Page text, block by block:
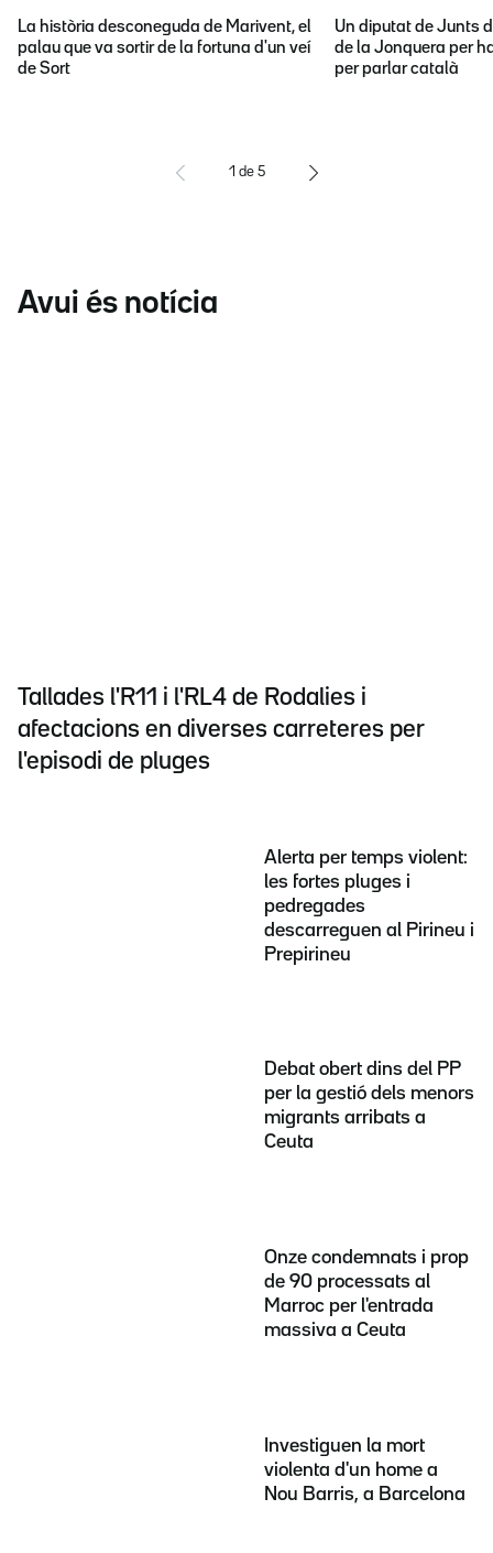
La història desconeguda de Marivent, el
palau que va sortir de la fortuna d'un veí
de Sort
Un diputat de Junts
de la Jonquera per
per parlar català
1 de 5
Avui és notícia
Tallades l'R11 i l'RL4 de Rodalies i
afectacions en diverses carreteres per
l'episodi de pluges
Alerta per temps violent:
les fortes pluges i
pedregades
descarreguen al Pirineu i
Prepirineu
Debat obert dins del PP
per la gestió dels menors
migrants arribats a
Ceuta
Onze condemnats i prop
de 90 processats al
Marroc per l'entrada
massiva a Ceuta
Investiguen la mort
violenta d'un home a
Nou Barris, a Barcelona